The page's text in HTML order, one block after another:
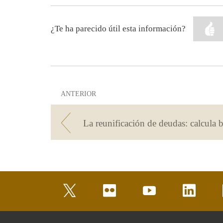
¿Te ha parecido útil esta información?
ANTERIOR
flickr youtube linkedin